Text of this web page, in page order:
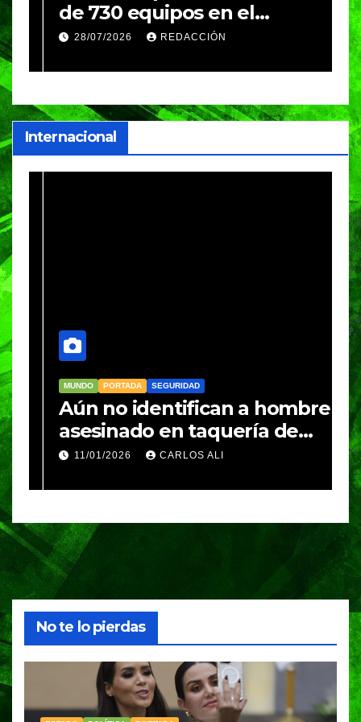
de 730 equipos en el
Festival Máster de Voleibol
28/07/2026 REDACCIÓN
Internacional
MUNDO PORTADA SEGURIDAD
Aún no identifican a hombre
asesinado en taquería de
Amozoc
11/01/2026 CARLOS ALI
No te lo pierdas